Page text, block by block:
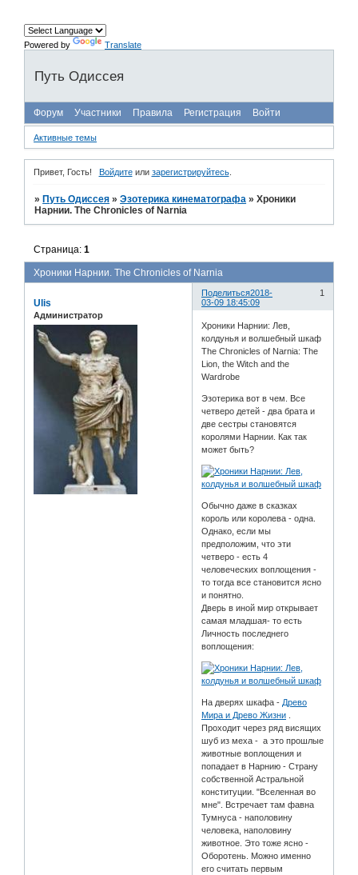
Powered by Translate
Путь Одиссея
Форум Участники Правила Регистрация Войти
Активные темы
Привет, Гость! Войдитеили зарегистрируйтесь.
» Путь Одиссея »Эзотерика кинематографа »Хроники
Нарнии. The Chronicles of Narnia
Хроники Нарнии. The Chronicles of Narnia
Страница:1
Поделиться 1
2018-
03-09 18:45:09
Ulis
Администратор
Хроники Нарнии: Лев,
колдунья и волшебный шкаф
The Chronicles of Narnia: The
Lion, the Witch and the
Wardrobe
Эзотерика вот в чем. Все
четверо детей - два брата и
две сестры становятся
королями Нарнии. Как так
может быть?
Обычно даже в сказках
король или королева - одна.
Однако, если мы
предположим, что эти
четверо - есть 4
человеческих воплощения -
то тогда все становится ясно
и понятно.
Дверь в иной мир открывает
самая младшая- то есть
Личность последнего
воплощения:
На дверях шкафа - Древо
Мира и Древо Жизни
Проходит через ряд висящих
шуб из меха - а это прошлые
животные воплощения и
попадает в Нарнию - Страну
собственной Астральной
конституции. "Вселенная во
мне". Встречает там фавна
Тумнуса - наполовину
человека, наполовину
животное. Это тоже ясно -
Оборотень. Можно именно
его считать первым